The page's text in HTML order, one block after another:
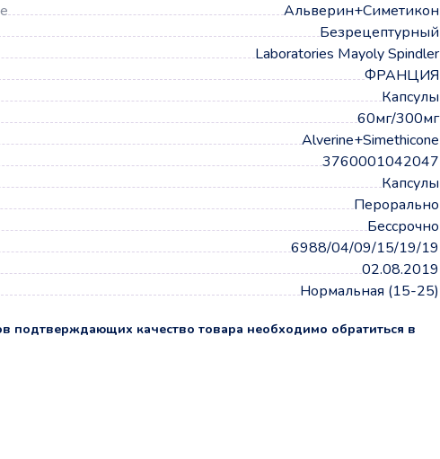
Альверин+Симетикон
Безрецептурный
Laboratories Mayoly Spindler
ФРАНЦИЯ
Капсулы
60мг/300мг
Alverine+Simethicone
3760001042047
Капсулы
Перорально
Бессрочно
6988/04/09/15/19/19
02.08.2019
Нормальная (15-25)
подтверждающих качество товара необходимо обратиться в